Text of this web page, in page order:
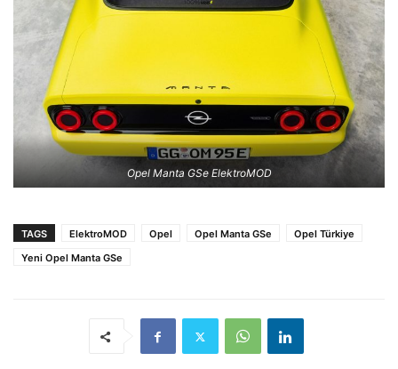
Opel Manta GSe ElektroMOD
TAGS ElektroMOD Opel Opel Manta GSe
Opel Türkiye
Yeni Opel Manta GSe